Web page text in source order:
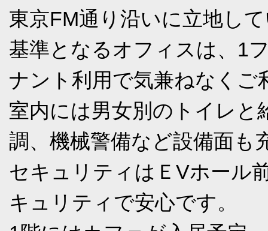
東京FM通り沿いに立地し
基準となるオフィスは、1
ナント利用で気兼ねなくご
室内には男女別のトイレと
調、機械警備など設備面も
セキュリティはＥVホール
キュリティで安心です。